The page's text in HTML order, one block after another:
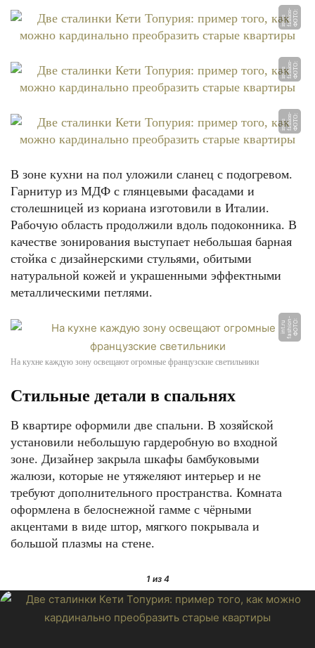
Ф
О
Т О:
f
a
s
hi o
n
-
i
nt.
r
u
Ф
О
Т О:
f
a
s
hi o
n
-
i
nt.
r
u
Ф
О
Т О:
f
a
s
hi o
n
-
i
nt.
r
u
В зоне кухни на пол уложили сланец с подогревом.
Гарнитур из МДФ с глянцевыми фасадами и
столешницей из кориана изготовили в Италии.
Рабочую область продолжили вдоль подоконника. В
качестве зонирования выступает небольшая барная
стойка с дизайнерскими стульями, обитыми
натуральной кожей и украшенными эффектными
металлическими петлями.
Ф
О
Т
О:
f
a
s
hi
o
n
-i
n
t.
r
u
На кухне каждую зону освещают огромные французские светильники
Стильные детали в спальнях
В квартире оформили две спальни. В хозяйской
установили небольшую гардеробную во входной
зоне. Дизайнер закрыла шкафы бамбуковыми
жалюзи, которые не утяжеляют интерьер и не
требуют дополнительного пространства. Комната
оформлена в белоснежной гамме с чёрными
акцентами в виде штор, мягкого покрывала и
большой плазмы на стене.
1из 4